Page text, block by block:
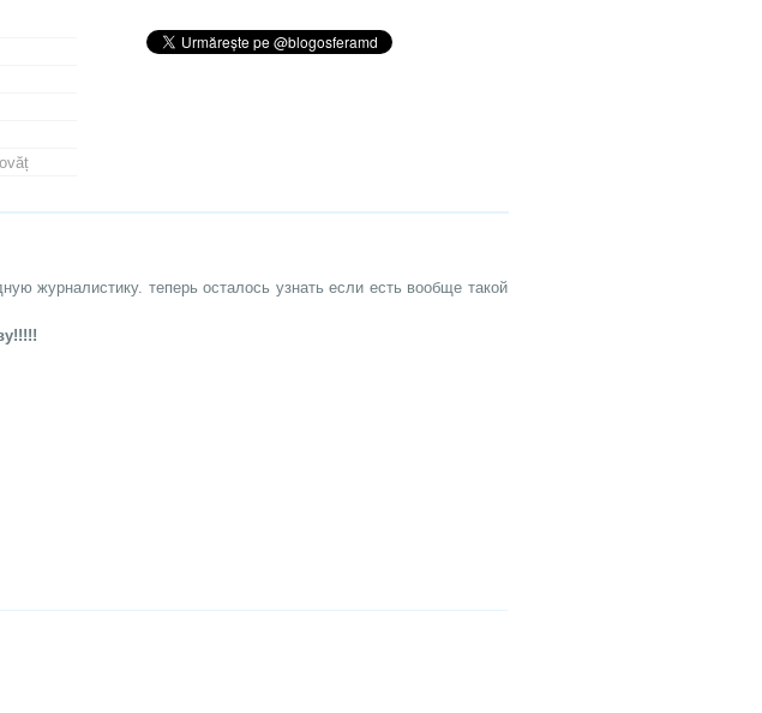
журналистику. теперь осталось узнать если есть вообще такой